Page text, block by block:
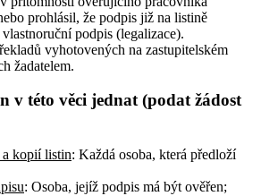
prohlásil, že podpis již na listině
podpis (legalizace).
vyhotovených na zastupitelském
žadatelem.
v této věci jednat (podat žádost
kopií listin: Každá osoba, která předloží
: Osoba, jejíž podpis má být ověřen;